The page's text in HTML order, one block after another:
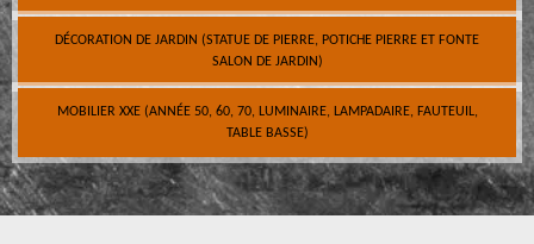
DÉCORATION DE JARDIN (STATUE DE PIERRE, POTICHE PIERRE ET FONTE
SALON DE JARDIN)
MOBILIER XXE (ANNÉE 50, 60, 70, LUMINAIRE, LAMPADAIRE, FAUTEUIL,
TABLE BASSE)